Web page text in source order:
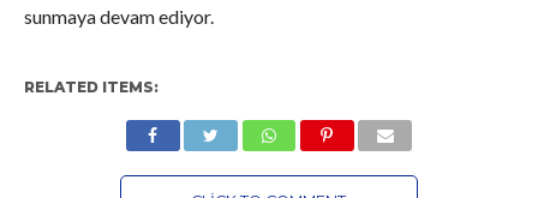
sunmaya devam ediyor.
RELATED ITEMS: